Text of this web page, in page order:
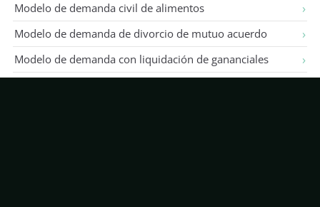
Modelo de demanda civil de alimentos
Modelo de demanda de divorcio de mutuo acuerdo
Modelo de demanda con liquidación de gananciales